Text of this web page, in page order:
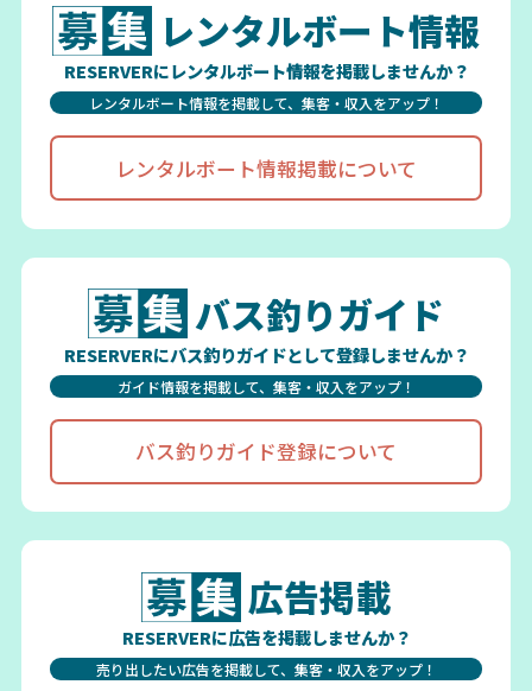
レンタルボート情報
RESERVERにレンタルボート情報を掲載しませんか？
レンタルボート情報を掲載して、集客・収入をアップ！
レンタルボート情報掲載について
バス釣りガイド
RESERVERにバス釣りガイドとして登録しませんか？
ガイド情報を掲載して、集客・収入をアップ！
バス釣りガイド登録について
広告掲載
RESERVERに広告を掲載しませんか？
売り出したい広告を掲載して、集客・収入をアップ！